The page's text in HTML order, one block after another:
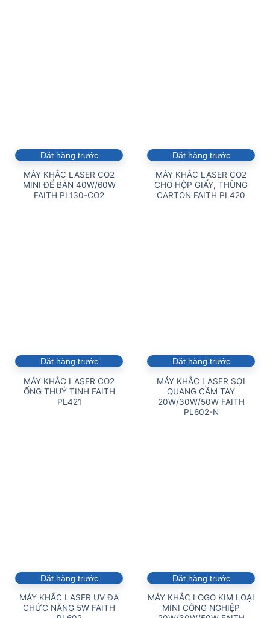
Đặt hàng trước
MÁY KHẮC LASER CO2
MINI ĐỂ BÀN 40W/60W
FAITH PL130-CO2
Đặt hàng trước
MÁY KHẮC LASER CO2
CHO HỘP GIẤY, THÙNG
CARTON FAITH PL420
Đặt hàng trước
MÁY KHẮC LASER CO2
ỐNG THUỶ TINH FAITH
PL421
Đặt hàng trước
MÁY KHẮC LASER SỢI
QUANG CẦM TAY
20W/30W/50W FAITH
PL602-N
Đặt hàng trước
MÁY KHẮC LASER UV ĐA
CHỨC NĂNG 5W FAITH
Đặt hàng trước
MÁY KHẮC LOGO KIM LOẠI
MINI CÔNG NGHIỆP